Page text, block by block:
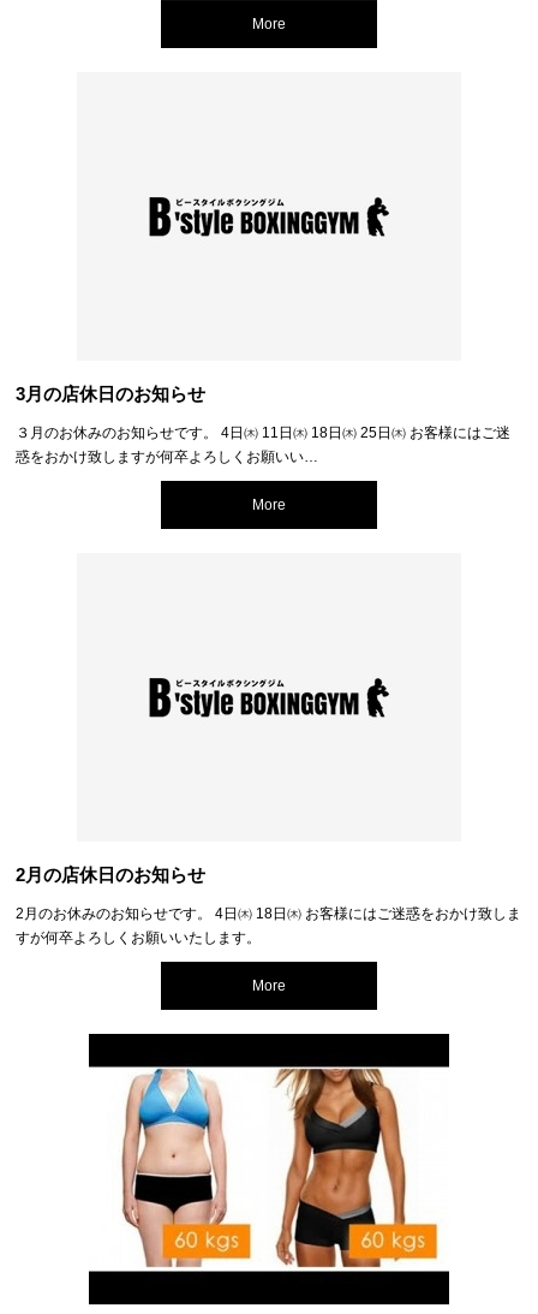
More
3月の店休日のお知らせ
３月のお休みのお知らせです。 4日㈭ 11日㈭ 18日㈭ 25日㈭ お客様にはご迷
惑をおかけ致しますが何卒よろしくお願いい…
More
2月の店休日のお知らせ
2月のお休みのお知らせです。 4日㈭ 18日㈭ お客様にはご迷惑をおかけ致しま
すが何卒よろしくお願いいたします。
More